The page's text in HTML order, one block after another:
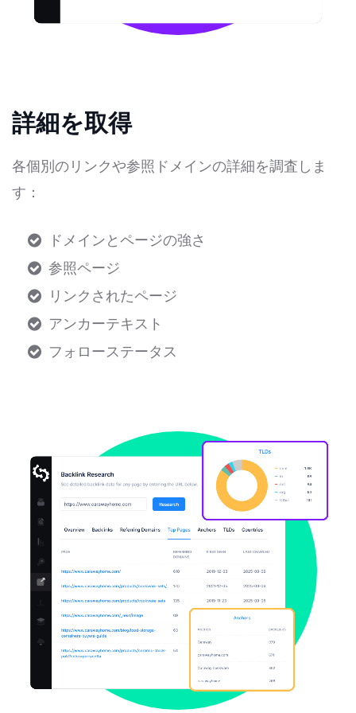
詳細を取得
各個別のリンクや参照ドメインの詳細を調査しま
す：
ドメインとページの強さ
参照ページ
リンクされたページ
アンカーテキスト
フォローステータス